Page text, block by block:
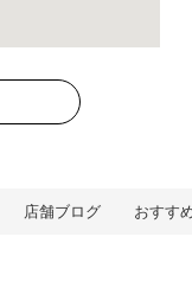
店舗ブログ おすす